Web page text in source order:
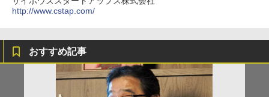
http://www.cstap.com/
おすすめ記事